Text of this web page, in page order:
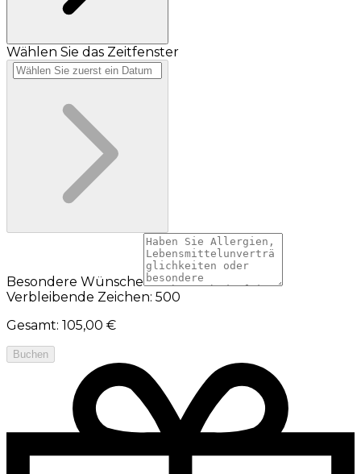
Wählen Sie das Zeitfenster
Besondere Wünsche
Verbleibende Zeichen: 500
Gesamt: 105,00 €
Buchen